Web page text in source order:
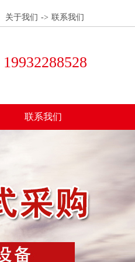
关于我们 -> 联系我们
19932288528
联系我们